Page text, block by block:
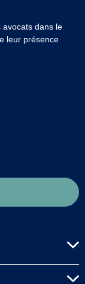
avocats dans le
leur présence